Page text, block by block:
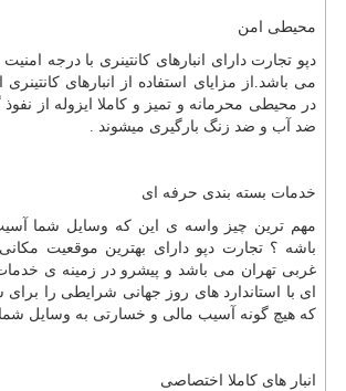
محیطی امن
دپو تجارت دارای انبارهای کانتینری با درجه امنیت
می باشد.از مزایای استفاده از انبارهای
در محیطی محرمانه و تمیز و کاملا ایزوله از
ضد آب و ضد زنگ بارگیری میشوند .
خدمات بسته بندی حرفه ای
مهم ترین چیز واسه ی این که وسایل شما آسیب
باشه ؟ تجارت دپو دارای بهترین موقعیت
غربی تهران می باشد و پیشرو در زمینه ی
ای با استاندارد های روز جهانی شرایطی را
که هیچ گونه آسیب مالی و خسارتی به وسایل
انبار های کاملا اختصاصی